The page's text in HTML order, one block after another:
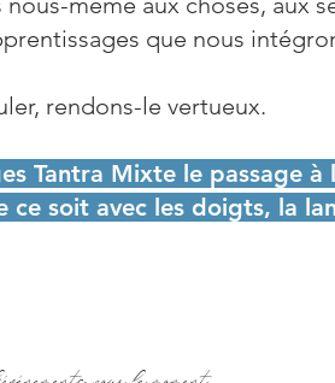
que nous
rendons-le vertueux.
Tantra Mixte le passage
soit avec les doigts, la